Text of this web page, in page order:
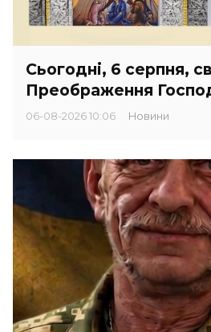
Сьогодні, 6 серпня,
Преображення
06-08-2026 10:06 Новини